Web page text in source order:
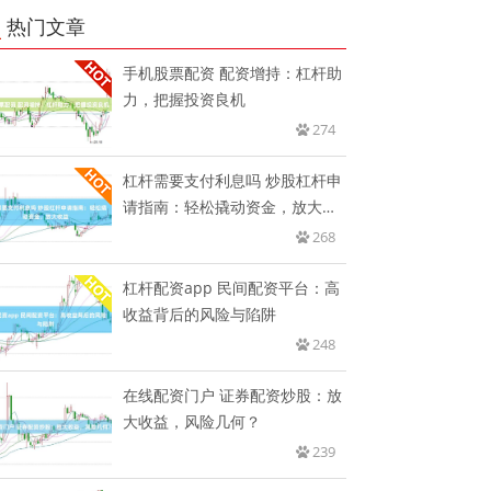
热门文章
手机股票配资 配资增持：杠杆助
力，把握投资良机
274
杠杆需要支付利息吗 炒股杠杆申
请指南：轻松撬动资金，放大收
268
杠杆配资app 民间配资平台：高
收益背后的风险与陷阱
248
在线配资门户 证券配资炒股：放
大收益，风险几何？
239